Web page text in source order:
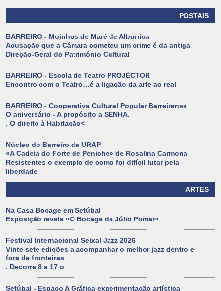
POSTAIS
BARREIRO - Moinhos de Maré de Alburrica
Acusação que a Câmara cometeu um crime é da antiga
Direção-Geral do Património Cultural
BARREIRO - Escola de Teatro PROJÉCTOR
Encontro com o Teatro…é a ligação da arte ao real
BARREIRO - Cooperativa Cultural Popular Barreirense
O aniversário - A propósito a SENHA.
. O direito à Habitação<
Núcleo do Barreiro da URAP
«A Cadeia do Forte de Peniche» de Rosalina Carmona
Resistentes o exemplo de como foi difícil lutar pela
liberdade
ARTES
Na Casa Bocage em Setúbal
Exposição revela «O Bocage de Júlio Pomar»
Festival Internacional Seixal Jazz 2026
Vinte sete edições a acompanhar o melhor jazz dentro e
fora de fronteiras
. Decorre 8 a 17 o
Setúbal - Espaço A Gráfica experimentação artística